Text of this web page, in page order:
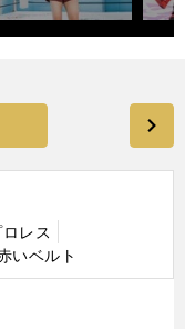
レス
いベルト